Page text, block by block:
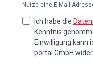
Nutze eine E-Mail-
Ich habe die
Kenntnis
Einwilligung kann
portal GmbH